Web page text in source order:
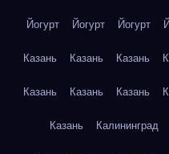
Йогурт Йогурт Йогурт
Казань Казань Казань
Казань Казань Казань
Казань Калининград